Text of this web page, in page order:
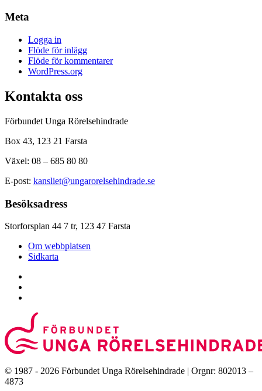
Meta
Logga in
Flöde för inlägg
Flöde för kommentarer
WordPress.org
Kontakta oss
Förbundet Unga Rörelsehindrade
Box 43, 123 21 Farsta
Växel: 08 – 685 80 80
E-post: kansliet@ungarorelsehindrade.se
Besöksadress
Storforsplan 44 7 tr, 123 47 Farsta
Om webbplatsen
Sidkarta
© 1987 - 2026 Förbundet Unga Rörelsehindrade | Orgnr: 802013 –
4873